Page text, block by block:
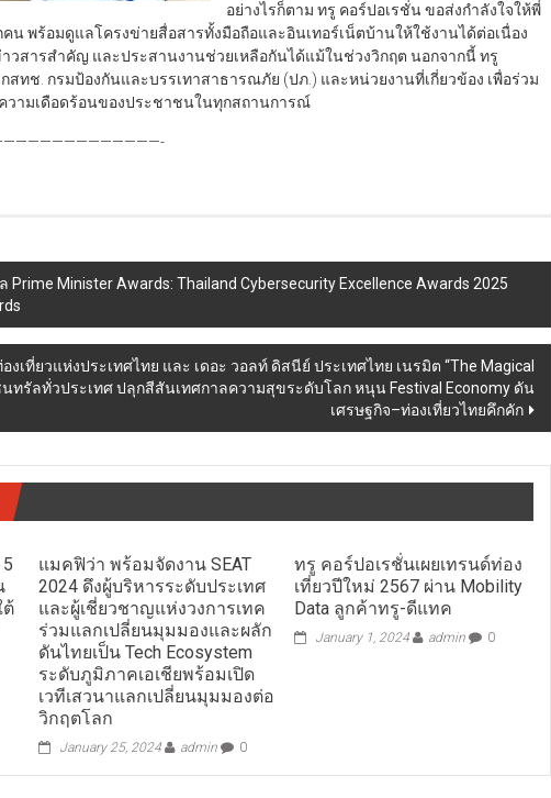
อย่างไรก็ตาม ทรู คอร์ปอเรชั่น ขอส่งกำลังใจให้พี่
พร้อมดูแลโครงข่ายสื่อสารทั้งมือถือและอินเทอร์เน็ตบ้านให้ใช้งานได้ต่อเนื่อง
วสารสำคัญ และประสานงานช่วยเหลือกันได้แม้ในช่วงวิกฤต นอกจากนี้ ทรู
ทช. กรมป้องกันและบรรเทาสาธารณภัย (ปภ.) และหน่วยงานที่เกี่ยวข้อง เพื่อร่วม
วามเดือดร้อนของประชาชนในทุกสถานการณ์
Prime Minister Awards: Thailand Cybersecurity Excellence Awards 2025
เที่ยวแห่งประเทศไทย และ เดอะ วอลท์ ดิสนีย์ ประเทศไทย เนรมิต “The Magical
ทรัลทั่วประเทศ ปลุกสีสันเทศกาลความสุขระดับโลก หนุน Festival Economy ดัน
เศรษฐกิจ–ท่องเที่ยวไทยคึกคัก
ต้
แมคฟิว่า พร้อมจัดงาน SEAT
2024 ดึงผู้บริหารระดับประเทศ
และผู้เชี่ยวชาญแห่งวงการเทค
ร่วมแลกเปลี่ยนมุมมองและผลัก
ดันไทยเป็น Tech Ecosystem
ระดับภูมิภาคเอเชียพร้อมเปิด
เวทีเสวนาแลกเปลี่ยนมุมมองต่อ
วิกฤตโลก
January 25, 2024 admin 0
ทรู คอร์ปอเรชั่นเผยเทรนด์ท่อง
เที่ยวปีใหม่ 2567 ผ่าน Mobility
Data ลูกค้าทรู-ดีแทค
January 1, 2024 admin 0